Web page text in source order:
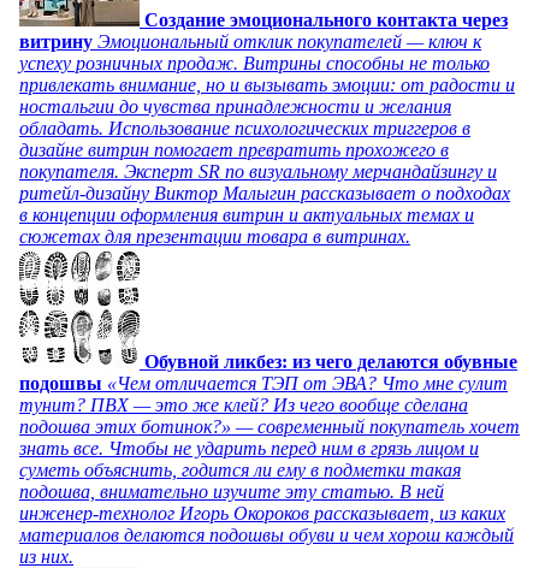
Создание эмоционального контакта через
витрину Эмоциональный отклик покупателей — ключ к
успеху розничных продаж. Витрины способны не только
привлекать внимание, но и вызывать эмоции: от радости и
ностальгии до чувства принадлежности и желания
обладать. Использование психологических триггеров в
дизайне витрин помогает превратить прохожего в
покупателя. Эксперт SR по визуальному мерчандайзингу и
ритейл-дизайну Виктор Малыгин рассказывает о подходах
в концепции оформления витрин и актуальных темах и
сюжетах для презентации товара в витринах.
Обувной ликбез: из чего делаются обувные
подошвы «Чем отличается ТЭП от ЭВА? Что мне сулит
тунит? ПВХ — это же клей? Из чего вообще сделана
подошва этих ботинок?» — современный покупатель хочет
знать все. Чтобы не ударить перед ним в грязь лицом и
суметь объяснить, годится ли ему в подметки такая
подошва, внимательно изучите эту статью. В ней
инженер-технолог Игорь Окороков рассказывает, из каких
материалов делаются подошвы обуви и чем хорош каждый
из них.